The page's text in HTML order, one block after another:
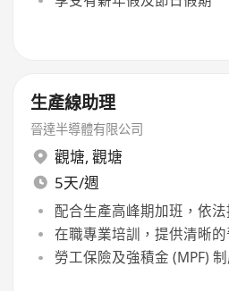
生產線助理
晉達半導體有限公司
觀塘, 觀塘
5天/週
配合生產高峰期加班，依
在職專業培訓，提供清晰
勞工保險及強積金 (MPF)